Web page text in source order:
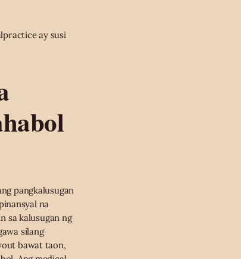
ay susi
pangkalusugan
na
sa kalusugan ng
silang
bawat taon,